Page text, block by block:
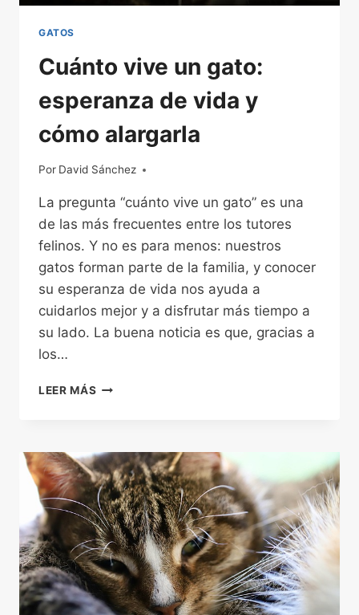
GATOS
Cuánto vive un gato:
esperanza de vida y
cómo alargarla
Por David Sánchez
23/03/2026
La pregunta “cuánto vive un gato” es una
de las más frecuentes entre los tutores
felinos. Y no es para menos: nuestros
gatos forman parte de la familia, y conocer
su esperanza de vida nos ayuda a
cuidarlos mejor y a disfrutar más tiempo a
su lado. La buena noticia es que, gracias a
los…
LEER MÁS CUÁNTO
ESPERANZA
DE
VIDA
Y
CÓMO
ALARGARLA